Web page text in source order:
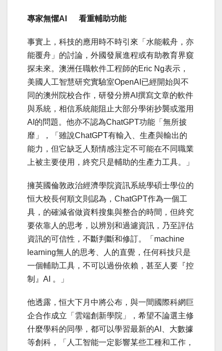
專家無懼AI 看重輔助功能
事實上，科技的應用時不時引來「水能載舟，亦
能覆舟」的討論，外國發展進程或有助教育界窺
探未來。澳洲任職軟件工程師的Eric Ng表示，
美國人工智慧研究實驗室OpenAI已經開始與不
同的澳州院校合作，研發分辨AI撰寫文章的軟件
與系統，相信系統能阻止大部分學術抄襲或濫用
AI的問題。他亦不認為ChatGPT功能「無所披
靡」，「雖說ChatGPT有輸入、生產與輸出的
能力，但它缺乏人類情感注定不可能在不同職業
上被主要使用，終究只是輔助的生產力工具。」
擁英國倫敦政治經濟學院資訊系統學碩士學位的
恒大校長何順文則認為，ChatGPT作為一個工
具，的確減省做資料搜集與整合的時間，但終究
要依靠人的思考，以辨別和過濾資訊，乃至評估
資訊的可信性，不斷判斷和修訂。「machine
learning無人的思考、人的直覺，任何科技只是
一個輔助工具，不可以過份依賴，甚至人要『控
制』AI 。」
他透露，恒大下月中將公布，與一間國際科網巨
企合作成立「雲端創新學院」，希望不論選主修
什麼學科的同學，都可以學習最新的AI、大數據
等創科，「人工智能一定影響某些工種和工作，